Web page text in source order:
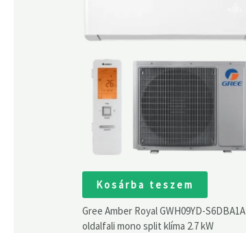
Kosárba teszem
Gree Amber Royal GWH09YD-S6DBA1A
oldalfali mono split klíma 2.7 kW